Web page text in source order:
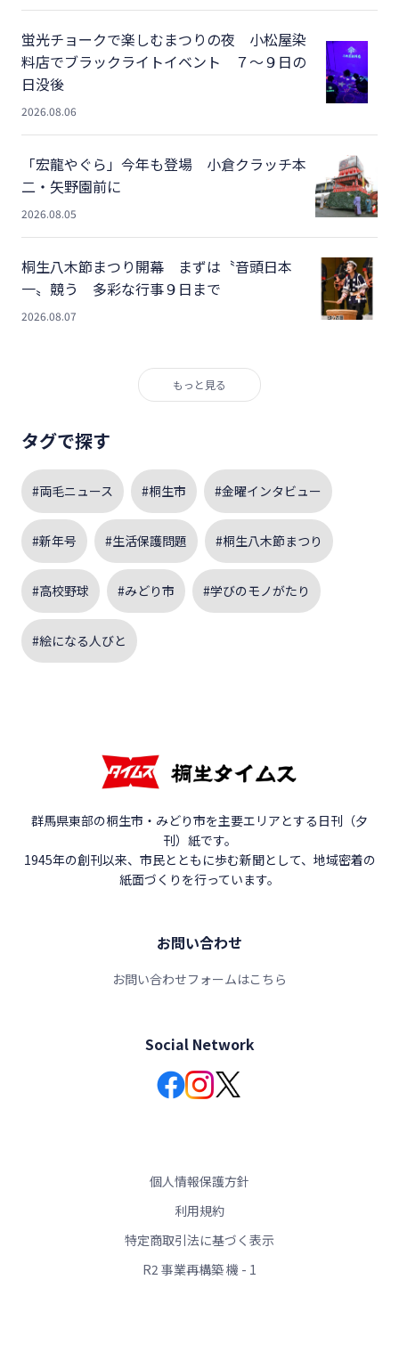
蛍光チョークで楽しむまつりの夜 小松屋染
料店でブラックライトイベント ７～９日の
日没後
2026.08.06
「宏龍やぐら」今年も登場 小倉クラッチ本
二・矢野園前に
2026.08.05
桐生八木節まつり開幕 まずは〝音頭日本
一〟競う 多彩な行事９日まで
2026.08.07
もっと見る
タグで探す
#両毛ニュース #桐生市 #金曜インタビュー
#新年号 #生活保護問題 #桐生八木節まつり
#高校野球 #みどり市 #学びのモノがたり
#絵になる人びと
群馬県東部の桐生市・みどり市を主要エリアとする日刊（夕
刊）紙です。
1945年の創刊以来、市民とともに歩む新聞として、地域密着の
紙面づくりを行っています。
お問い合わせ
お問い合わせフォームはこちら
Social Network
個人情報保護方針
利用規約
特定商取引法に基づく表示
R2 事業再構築 機 - 1